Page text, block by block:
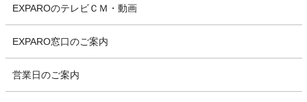
EXPAROのテレビＣＭ・動画
EXPARO窓口のご案内
営業日のご案内